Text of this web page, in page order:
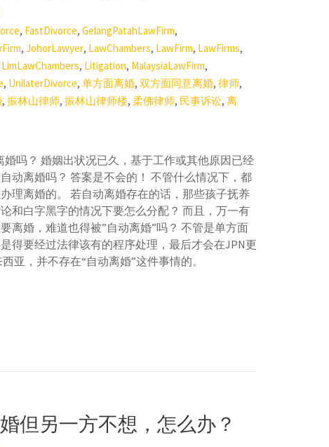
, FastDivorce, GelangPatahLawFirm,
, JohorLawyer, LawChambers, LawFirm, LawFirms,
LimLawChambers, Litigation, MalaysiaLawFirm,
, UnilaterDivorce, 单方面离婚, 双方面同意离婚, 律师,
, 振林山律师, 振林山律师楼, 柔佛律师, 民事诉讼, 离
吗？ 婚姻出状况已久，基于工作或其他原因已经
动离婚吗？ 答案是不会的！ 不管什么情况下，都
理离婚的。 若自动离婚存在的话，那些孩子抚养
和白字黑字的情况下要怎么分配？ 而且，万一有
离婚，难道也得被”自动离婚”吗？ 不管是单方面
得要经过法律该有的程序处理，最后才会在JPN更
亚，并不存在“自动离婚”这件事情的。
但另一方不想，怎么办？